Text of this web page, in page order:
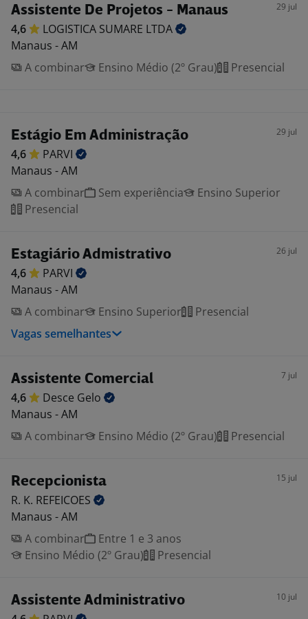
Assistente De Projetos - Manaus 29 jul
4,6 LOGISTICA SUMARE LTDA
Manaus - AM
A combinar
Ensino Médio (2º Grau) Presencial
Estágio Em Administração 29 jul
4,6
PARVI
Manaus - AM
A combinar
Sem experiência
Ensino Superior
Presencial
Estagiário Admistrativo 26 jul
4,6
PARVI
Manaus - AM
A combinar
Ensino Superior
Presencial
Vagas semelhantes
Assistente Comercial 7 jul
4,6 Desce Gelo
Manaus - AM
A combinar
Ensino Médio (2º Grau) Presencial
Recepcionista 15 jul
R. K. REFEICOES
Manaus - AM
A combinar
Entre 1 e 3 anos
Ensino Médio (2º Grau)
Presencial
Assistente Administrativo 10 jul